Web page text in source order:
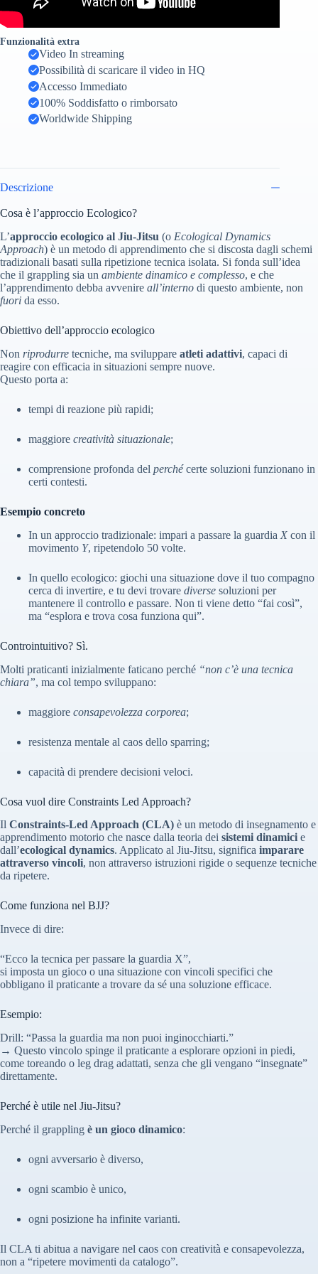
Funzionalità extra
Video In streaming
Possibilità di scaricare il video in HQ
Accesso Immediato
100% Soddisfatto o rimborsato
Worldwide Shipping
Descrizione
Cosa è l’approccio Ecologico?
L’approccio ecologico al Jiu-Jitsu (o Ecological Dynamics
Approach) è un metodo di apprendimento che si discosta dagli schemi
tradizionali basati sulla ripetizione tecnica isolata. Si fonda sull’idea
che il grappling sia un ambiente dinamico e complesso, e che
l’apprendimento debba avvenire all’interno di questo ambiente, non
fuori da esso.
Obiettivo dell’approccio ecologico
Non riprodurre tecniche, ma sviluppare atleti adattivi, capaci di
reagire con efficacia in situazioni sempre nuove.
Questo porta a:
tempi di reazione più rapidi;
maggiore creatività situazionale;
comprensione profonda del perchécerte soluzioni funzionano in
certi contesti.
Esempio concreto
In un approccio tradizionale: impari a passare la guardia X con il
movimento Y, ripetendolo 50 volte.
In quello ecologico: giochi una situazione dove il tuo compagno
cerca di invertire, e tu devi trovare diverse soluzioni per
mantenere il controllo e passare. Non ti viene detto “fai così”,
ma “esplora e trova cosa funziona qui”.
Controintuitivo? Sì.
Molti praticanti inizialmente faticano perché “non c’è una tecnica
chiara”, ma col tempo sviluppano:
maggiore consapevolezza corporea;
resistenza mentale al caos dello sparring;
capacità di prendere decisioni veloci.
Cosa vuol dire Constraints Led Approach?
Il Constraints-Led Approach (CLA) è un metodo di insegnamento e
apprendimento motorio che nasce dalla teoria dei sistemi dinamici e
dall’ecological dynamics. Applicato al Jiu-Jitsu, significa imparare
attraverso vincoli, non attraverso istruzioni rigide o sequenze tecniche
da ripetere.
Come funziona nel BJJ?
Invece di dire:
“Ecco la tecnica per passare la guardia X”,
si imposta un gioco o una situazione con vincoli specifici che
obbligano il praticante a trovare da sé una soluzione efficace.
Esempio:
Drill: “Passa la guardia ma non puoi inginocchiarti.”
→ Questo vincolo spinge il praticante a esplorare opzioni in piedi,
come toreando o leg drag adattati, senza che gli vengano “insegnate”
direttamente.
Perché è utile nel Jiu-Jitsu?
Perché il grappling è un gioco dinamico:
ogni avversario è diverso,
ogni scambio è unico,
ogni posizione ha infinite varianti.
Il CLA ti abitua a navigare nel caos con creatività e consapevolezza,
non a “ripetere movimenti da catalogo”.